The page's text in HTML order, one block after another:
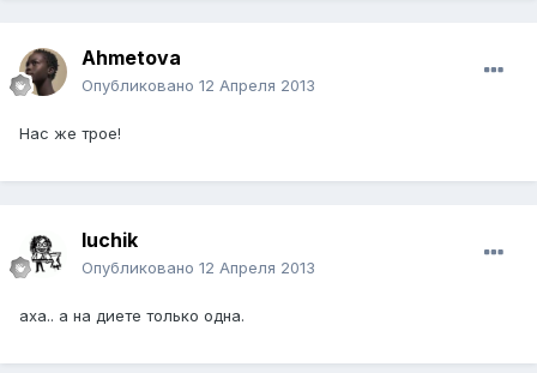
Ahmetova
Опубликовано 12 Апреля 2013
Нас же трое!
luchik
Опубликовано 12 Апреля 2013
аха.. а на диете только одна.